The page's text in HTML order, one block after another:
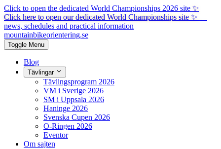
Click to open the dedicated World Championships 2026 site ✨
Click here to open our dedicated World Championships site ✨—
news, schedules and practical information
mountainbikeorientering.se
Toggle Menu
Blog
Tävlingar
Tävlingsprogram 2026
VM i Sverige 2026
SM i Uppsala 2026
Haninge 2026
Svenska Cupen 2026
O-Ringen 2026
Eventor
Om sajten